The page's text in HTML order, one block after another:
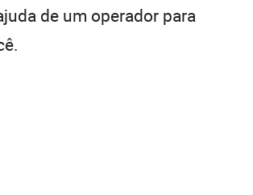
de um operador para